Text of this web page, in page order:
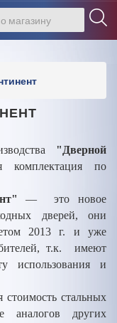
"Дверной
по
— это новое
дверей, они
2013 г. и уже
т.к. имеют
использования и
стоимость стальных
аналогов других